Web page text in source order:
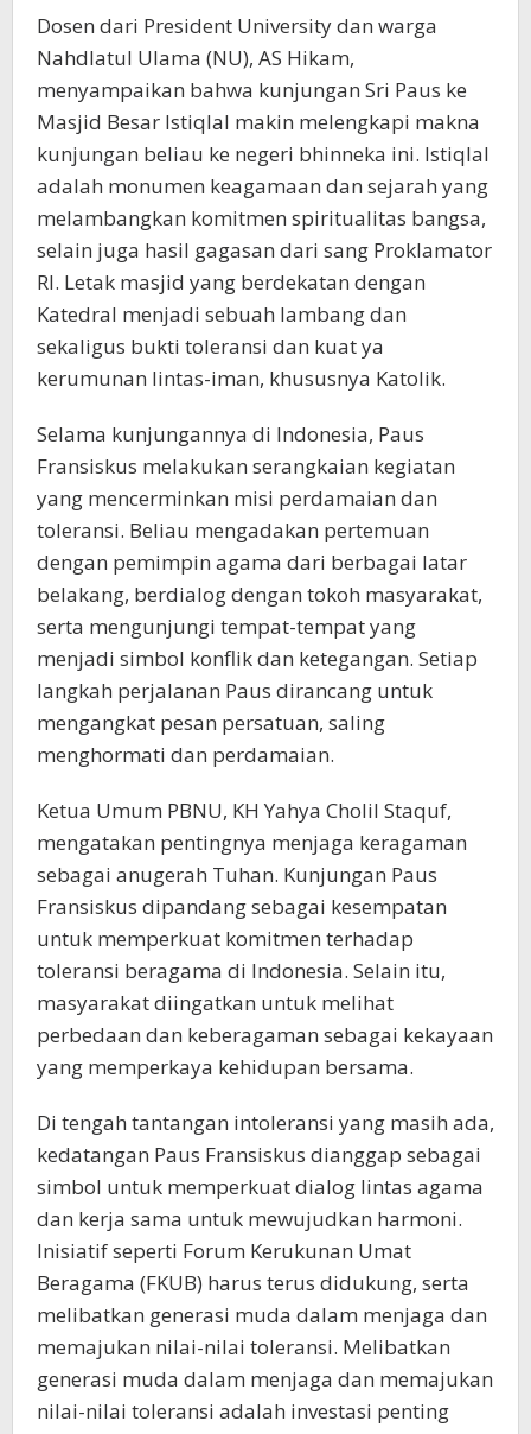
Dosen dari President University dan warga
Nahdlatul Ulama (NU), AS Hikam,
menyampaikan bahwa kunjungan Sri Paus ke
Masjid Besar Istiqlal makin melengkapi makna
kunjungan beliau ke negeri bhinneka ini. Istiqlal
adalah monumen keagamaan dan sejarah yang
melambangkan komitmen spiritualitas bangsa,
selain juga hasil gagasan dari sang Proklamator
RI. Letak masjid yang berdekatan dengan
Katedral menjadi sebuah lambang dan
sekaligus bukti toleransi dan kuat ya
kerumunan lintas-iman, khususnya Katolik.
Selama kunjungannya di Indonesia, Paus
Fransiskus melakukan serangkaian kegiatan
yang mencerminkan misi perdamaian dan
toleransi. Beliau mengadakan pertemuan
dengan pemimpin agama dari berbagai latar
belakang, berdialog dengan tokoh masyarakat,
serta mengunjungi tempat-tempat yang
menjadi simbol konflik dan ketegangan. Setiap
langkah perjalanan Paus dirancang untuk
mengangkat pesan persatuan, saling
menghormati dan perdamaian.
Ketua Umum PBNU, KH Yahya Cholil Staquf,
mengatakan pentingnya menjaga keragaman
sebagai anugerah Tuhan. Kunjungan Paus
Fransiskus dipandang sebagai kesempatan
untuk memperkuat komitmen terhadap
toleransi beragama di Indonesia. Selain itu,
masyarakat diingatkan untuk melihat
perbedaan dan keberagaman sebagai kekayaan
yang memperkaya kehidupan bersama.
Di tengah tantangan intoleransi yang masih ada,
kedatangan Paus Fransiskus dianggap sebagai
simbol untuk memperkuat dialog lintas agama
dan kerja sama untuk mewujudkan harmoni.
Inisiatif seperti Forum Kerukunan Umat
Beragama (FKUB) harus terus didukung, serta
melibatkan generasi muda dalam menjaga dan
memajukan nilai-nilai toleransi. Melibatkan
generasi muda dalam menjaga dan memajukan
nilai-nilai toleransi adalah investasi penting